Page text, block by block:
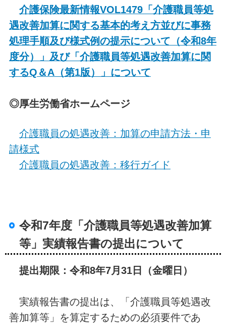
介護保険最新情報VOL1479「介護職員等処
遇改善加算に関する基本的考え方並びに事務
処理手順及び様式例の提示について（令和8年
度分）」及び「介護職員等処遇改善加算に関
するQ＆A（第1版）」について
◎厚生労働省ホームページ
介護職員の処遇改善：加算の申請方法・申
請様式
介護職員の処遇改善：移行ガイド
令和7年度「介護職員等処遇改善加算
等」実績報告書の提出について
提出期限：令和8年7月31日（金曜日）
実績報告書の提出は、「介護職員等処遇改
善加算等」を算定するための必須要件であ